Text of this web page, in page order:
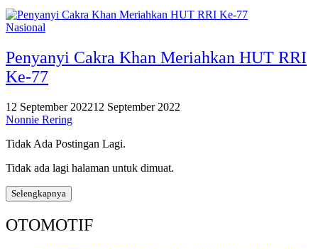
Nasional
Penyanyi Cakra Khan Meriahkan HUT RRI
Ke-77
12 September 202212 September 2022
Nonnie Rering
Tidak Ada Postingan Lagi.
Tidak ada lagi halaman untuk dimuat.
Selengkapnya
OTOMOTIF